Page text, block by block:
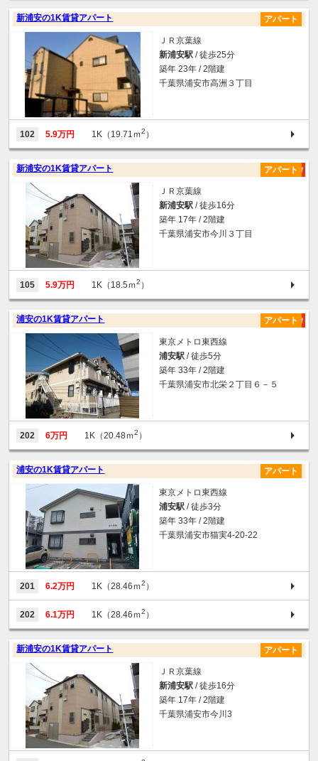
新浦安の1K賃貸アパート アパート
ＪＲ京葉線
新浦安駅 / 徒歩25分
築年 23年 / 2階建
千葉県浦安市高洲３丁目
102 5.9万円 1K（19.71ｍ2 ）
新浦安の1K賃貸アパート アパート
ＪＲ京葉線
新浦安駅 / 徒歩16分
築年 17年 / 2階建
千葉県浦安市今川３丁目
105 5.9万円 1K（18.5ｍ2 ）
浦安の1K賃貸アパート アパート
東京メトロ東西線
浦安駅 / 徒歩5分
築年 33年 / 2階建
千葉県浦安市北栄２丁目６－５
202 6万円 1K（20.48ｍ2 ）
浦安の1K賃貸アパート アパート
東京メトロ東西線
浦安駅 / 徒歩3分
築年 33年 / 2階建
千葉県浦安市猫実4-20-22
201 6.2万円 1K（28.46ｍ2 ）
202 6.1万円 1K（28.46ｍ2 ）
新浦安の1K賃貸アパート アパート
ＪＲ京葉線
新浦安駅 / 徒歩16分
築年 17年 / 2階建
千葉県浦安市今川3